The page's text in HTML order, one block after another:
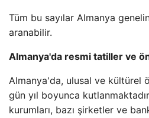
Tüm bu sayılar Almanya
aranabilir.
Almanya'da resmi tatiller ve
Almanya'da, ulusal ve kültürel
gün yıl boyunca
kurumları, bazı şirketler ve